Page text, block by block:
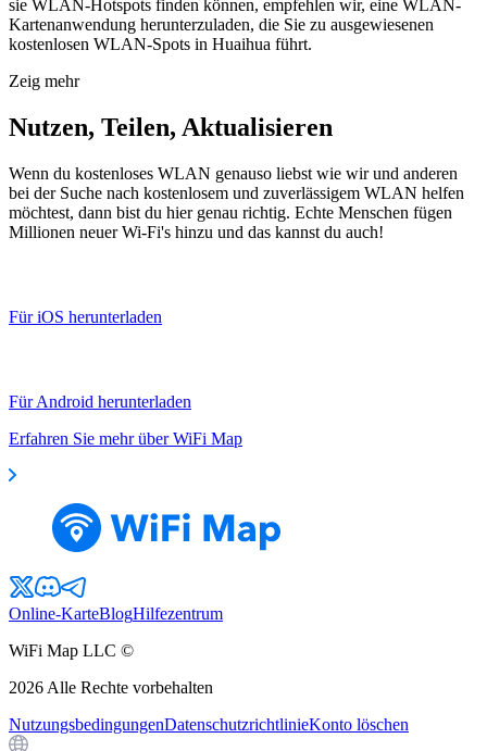
sie WLAN-Hotspots finden können, empfehlen wir, eine WLAN-
Kartenanwendung herunterzuladen, die Sie zu ausgewiesenen
kostenlosen WLAN-Spots in Huaihua führt.
Zeig mehr
Nutzen, Teilen, Aktualisieren
Wenn du kostenloses WLAN genauso liebst wie wir und anderen
bei der Suche nach kostenlosem und zuverlässigem WLAN helfen
möchtest, dann bist du hier genau richtig. Echte Menschen fügen
Millionen neuer Wi-Fi's hinzu und das kannst du auch!
Für iOS herunterladen
Für Android herunterladen
Erfahren Sie mehr über WiFi Map
Online-KarteBlogHilfezentrum
WiFi Map LLC ©
2026 Alle Rechte vorbehalten
NutzungsbedingungenDatenschutzrichtlinieKonto löschen